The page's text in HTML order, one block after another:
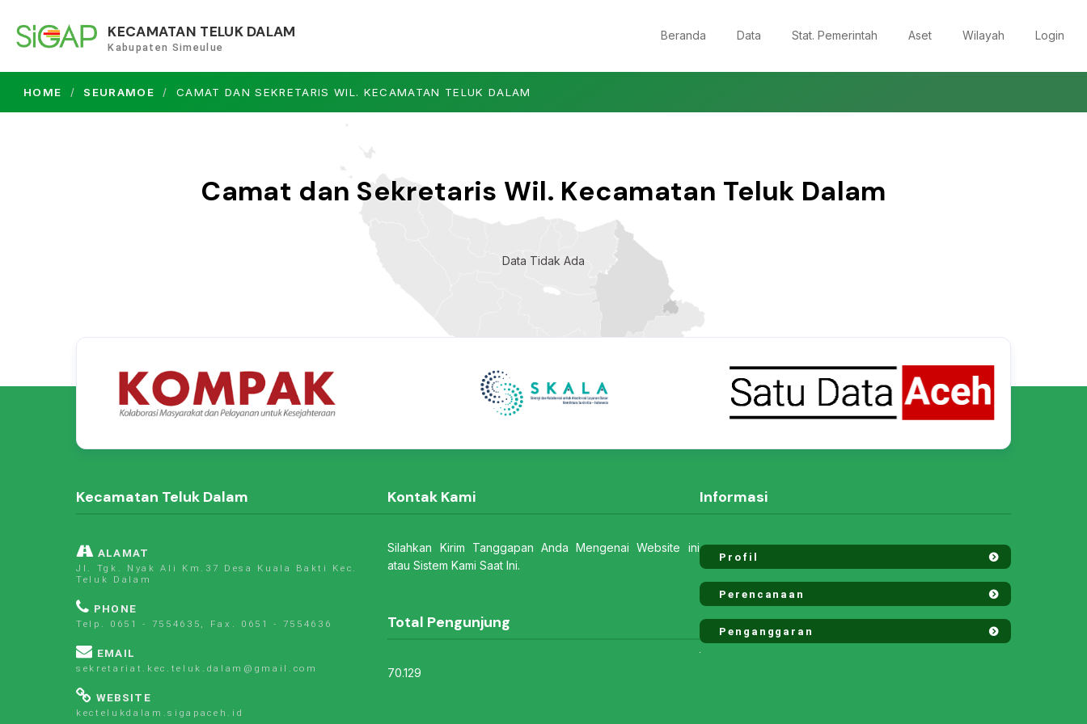
KECAMATAN TELUK DALAM
Kabupaten Simeulue
Beranda Data Stat. Pemerintah Aset Wilayah Login
HOME SEURAMOE CAMAT DAN SEKRETARIS WIL. KECAMATAN TELUK DALAM
Camat dan Sekretaris Wil. Kecamatan Teluk Dalam
Data Tidak Ada
Kecamatan Teluk Dalam
ALAMAT
Jl. Tgk. Nyak Ali Km.37 Desa Kuala Bakti Kec.
Teluk Dalam
PHONE
Telp. 0651 - 7554635, Fax. 0651 - 7554636
EMAIL
sekretariat.kec.teluk.dalam@gmail.com
WEBSITE
kectelukdalam.sigapaceh.id
Kontak Kami
Silahkan Kirim Tanggapan Anda Mengenai Website ini
atau Sistem Kami Saat Ini.
Total Pengunjung
70.129
Informasi
Profil
Perencanaan
Penganggaran